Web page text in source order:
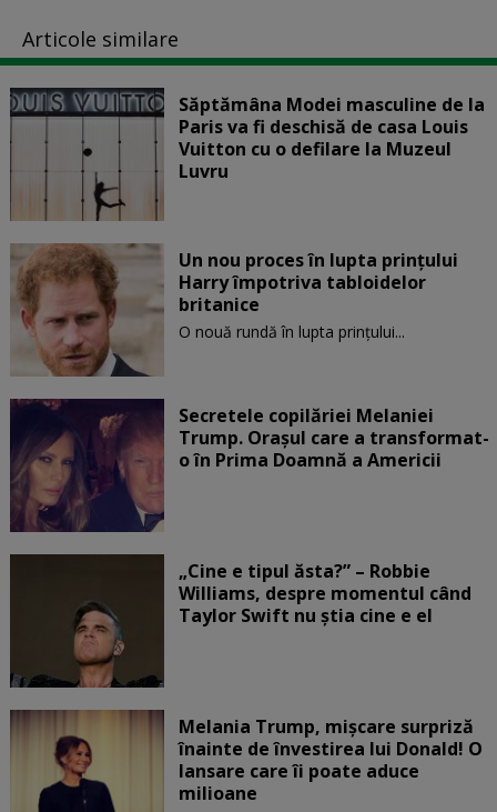
Articole similare
Săptămâna Modei masculine de la
Paris va fi deschisă de casa Louis
Vuitton cu o defilare la Muzeul
Luvru
Un nou proces în lupta prinţului
Harry împotriva tabloidelor
britanice
O nouă rundă în lupta prinţului...
Secretele copilăriei Melaniei
Trump. Orașul care a transformat-
o în Prima Doamnă a Americii
„Cine e tipul ăsta?” – Robbie
Williams, despre momentul când
Taylor Swift nu știa cine e el
Melania Trump, mișcare surpriză
înainte de învestirea lui Donald! O
lansare care îi poate aduce
milioane